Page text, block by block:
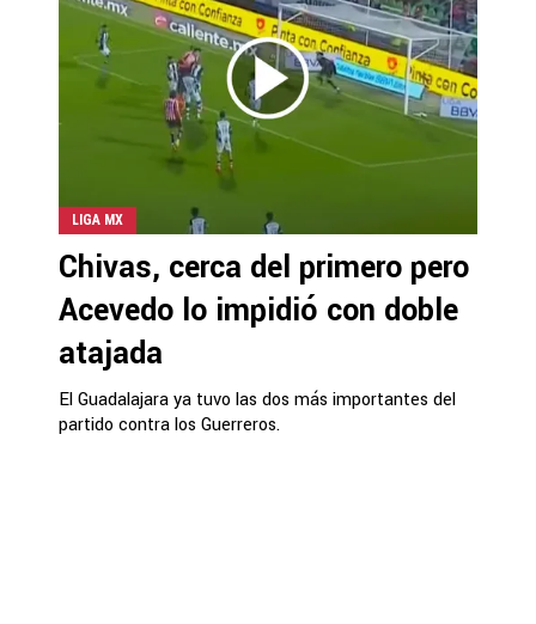
LIGA MX
Chivas, cerca del primero pero
Acevedo lo impidió con doble
atajada
El Guadalajara ya tuvo las dos más importantes del
partido contra los Guerreros.